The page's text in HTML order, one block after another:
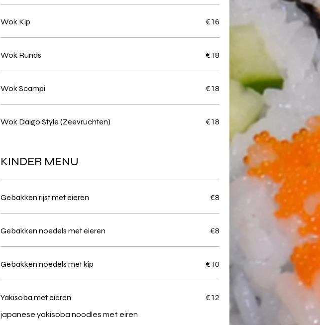
Wok Kip €16
Wok Runds €18
Wok Scampi €18
Wok Daigo Style (Zeevruchten) €18
KINDER MENU
Gebakken rijst met eieren €8
Gebakken noedels met eieren €8
Gebakken noedels met kip €10
Yakisoba met eieren
japanese yakisoba noodles met eiren
€12